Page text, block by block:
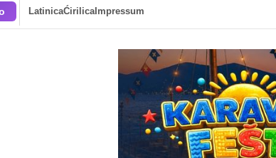
LatinicaĆirilicaImpressum